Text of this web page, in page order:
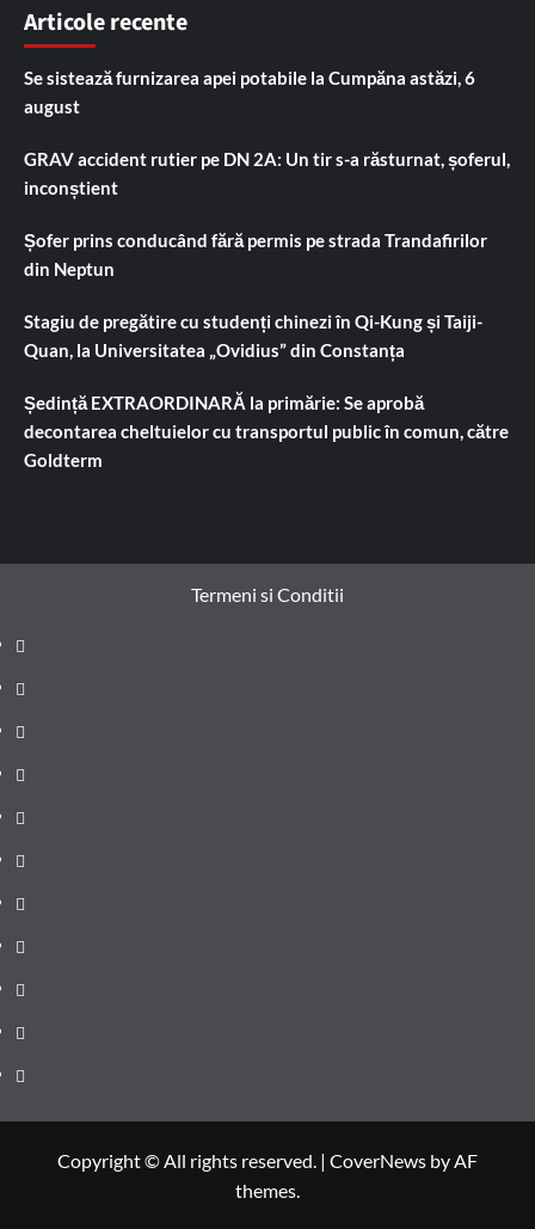
Articole recente
Se sistează furnizarea apei potabile la Cumpăna astăzi, 6
august
GRAV accident rutier pe DN 2A: Un tir s-a răsturnat, șoferul,
inconștient
Șofer prins conducând fără permis pe strada Trandafirilor
din Neptun
Stagiu de pregătire cu studenți chinezi în Qi-Kung și Taiji-
Quan, la Universitatea „Ovidius” din Constanța
Ședință EXTRAORDINARĂ la primărie: Se aprobă
decontarea cheltuielor cu transportul public în comun, către
Goldterm
Termeni si Conditii
Prima
pagină
Știri
de
ultima
Administrație
locală
Actualitate
Justiție
Cultura
Sănătate
Litoral
Joburi
Politică
Comunicate
Copyright © All rights reserved. | CoverNews by AF
themes.